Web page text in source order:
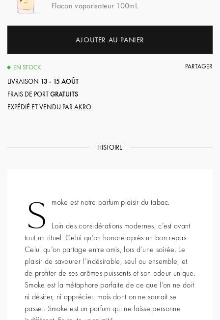
Flacon vaporisateur 100mL
AJOUTER AU PANIER
EN STOCK PARTAGER
LIVRAISON 13 - 15 AOÛT
FRAIS DE PORTGRATUITS
EXPÉDIÉ ET VENDU PARAKRO
HISTOIRE
S moke est notre parfum plaisir du tabac.
Loin des considérations modernes, c’est avant
tout un rituel. Celui qu’on honore après un bon repas.
Celui qu’on partage entre amis, lors d’une soirée. Le
plaisir de savourer l’indésirable, seul ou ensemble, et
de profiter de ses arômes puissants et son odeur unique.
Smoke est la métaphore parfaite de ce que l’on ne doit
ni désirer, ni apprécier, mais dont on ne saurait se
passer. Smoke est un parfum qui ne laisse personne